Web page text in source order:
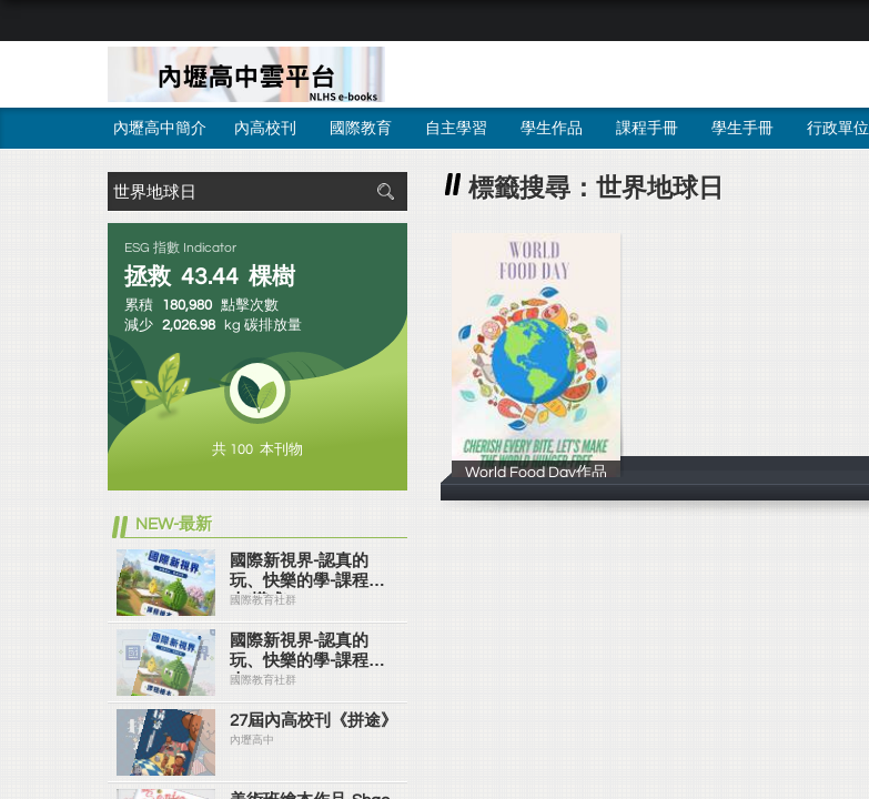
內壢高中簡介 內高校刊 國際教育 自主學習 學生作品 課程手冊 學生手冊 行政單位
標籤搜尋：世界地球日
World Food Day作品
211班
ESG 指數 Indicator
拯救 43.44 棵樹
累積 180,980 點擊次數
減少 2,026.98 kg 碳排放量
共 100 本刊物
NEW-最新
國際新視界-認真的
玩、快樂的學-課程繪
本(橫式)
國際教育社群
國際新視界-認真的
玩、快樂的學-課程繪
本
國際教育社群
27屆內高校刊《拼途》
內壢高中